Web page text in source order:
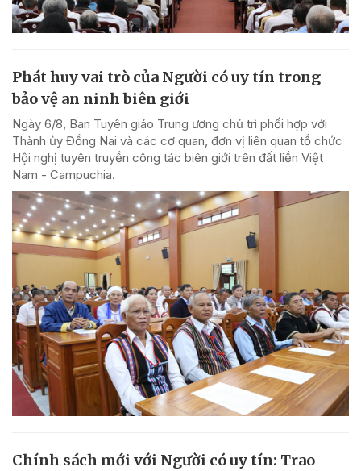
Phát huy vai trò của Người có uy tín trong
bảo vệ an ninh biên giới
Ngày 6/8, Ban Tuyên giáo Trung ương chủ trì phối hợp với
Thành ủy Đồng Nai và các cơ quan, đơn vị liên quan tổ chức
Hội nghị tuyên truyền công tác biên giới trên đất liền Việt
Nam - Campuchia.
Chính sách mới với Người có uy tín: Trao